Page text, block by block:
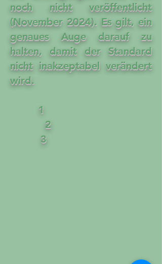
noch nicht veröffentlicht
(November 2024). Es gilt, ein
genaues Auge darauf zu
halten, damit der Standard
nicht inakzeptabel verändert
wird.
1
2
3